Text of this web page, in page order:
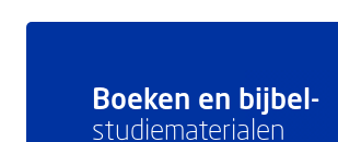
Boeken en bijbel-
studiematerialen